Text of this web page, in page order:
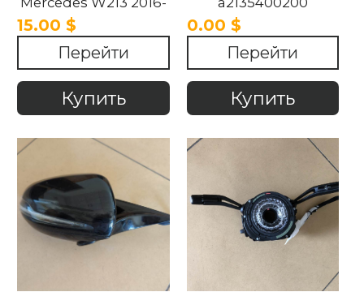
15.00 $
Перейти
Купить
Mercedes W213 2016-
2020.
0.00 $
Перейти
Купить